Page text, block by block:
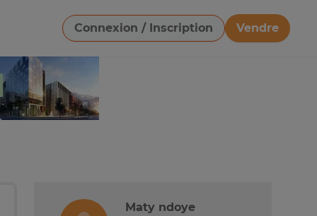
Connexion / Inscription
Vendre
Télécharger une image
Maty ndoye